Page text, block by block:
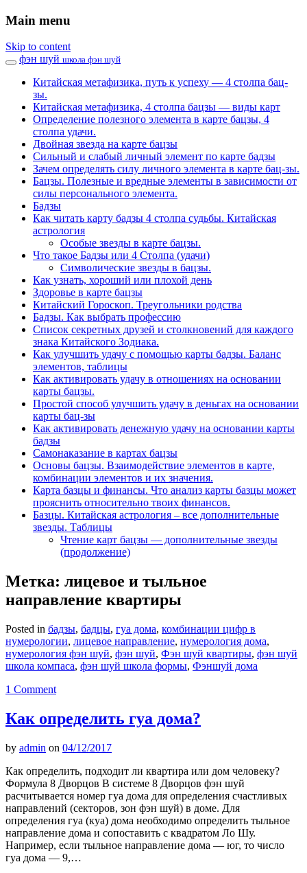
Main menu
Skip to content
фэн шуй школа фэн шуй
Китайская метафизика, путь к успеху — 4 столпа бац-
зы.
Китайская метафизика, 4 столпа бацзы — виды карт
Определение полезного элемента в карте бацзы, 4
столпа удачи.
Двойная звезда на карте бацзы
Сильный и слабый личный элемент по карте бадзы
Зачем определять силу личного элемента в карте бац-зы.
Бацзы. Полезные и вредные элементы в зависимости от
силы персонального элемента.
Бадзы
Как читать карту бадзы 4 столпа судьбы. Китайская
астрология
Особые звезды в карте бацзы.
Что такое Бадзы или 4 Столпа (удачи)
Символические звезды в бацзы.
Как узнать, хороший или плохой день
Здоровье в карте бацзы
Китайский Гороскоп. Треугольники родства
Бадзы. Как выбрать профессию
Список секретных друзей и cтолкновений для каждого
знака Китайского Зодиака.
Как улучшить удачу с помощью карты бадзы. Баланс
элементов, таблицы
Как активировать удачу в отношениях на основании
карты бацзы.
Простой способ улучшить удачу в деньгах на основании
карты бац-зы
Как активировать денежную удачу на основании карты
бадзы
Самонаказание в картах бацзы
Основы бацзы. Взаимодействие элементов в карте,
комбинации элементов и их значения.
Карта базцы и финансы. Что анализ карты базцы может
прояснить относительно твоих финансов.
Базцы. Китайская астрология – все дополнительные
звезды. Таблицы
Чтение карт бацзы — дополнительные звезды
(продолжение)
Метка: лицевое и тыльное
направление квартиры
Posted in бадзы, бадцы, гуа дома, комбинации цифр в
нумерологии, лицевое направление, нумерология дома,
нумерология фэн шуй, фэн шуй, Фэн шуй квартиры, фэн шуй
школа компаса, фэн шуй школа формы, Фэншуй дома
1 Comment
Как определить гуа дома?
by admin on 04/12/2017
Как определить, подходит ли квартира или дом человеку?
Формула 8 Дворцов В системе 8 Дворцов фэн шуй
расчитывается номер гуа дома для определения счастливых
направлений (секторов, зон фэн шуй) в доме. Для
определения гуа (куа) дома необходимо определить тыльное
направление дома и сопоставить с квадратом Ло Шу.
Например, если тыльное направление дома — юг, то число
гуа дома — 9,…